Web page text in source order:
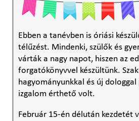
Ebben a tanévben is óriási
télűzést. Mindenki, szülők és
várták a nagy napot, hiszen az
forgatókönyvvel készültünk.
hagyományunkkal és új
izgalom érthető volt.
Február 15-én délután kezdetét